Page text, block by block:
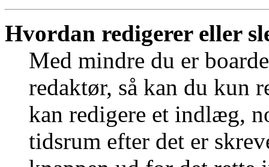
Hvordan redigerer eller
Med mindre du er
redaktør, så kan du kun
kan redigere et indlæg,
tidsrum efter det er